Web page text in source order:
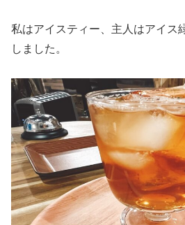
私はアイスティー、主人はアイス
しました。